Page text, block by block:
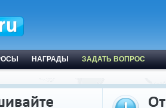
НАГРАДЫ ЗАДАТЬ ВОПРОС